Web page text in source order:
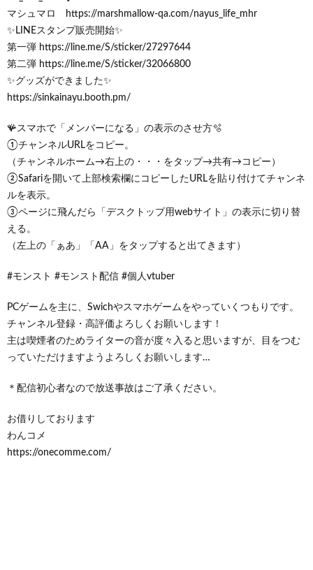
マシュマロ https://marshmallow-qa.com/nayus_life_mhr
✨LINEスタンプ販売開始✨
第一弾 https://line.me/S/sticker/27297644
第二弾 https://line.me/S/sticker/32066800
✨グッズができました✨
https://sinkainayu.booth.pm/
🪸スマホで「メンバーになる」の表示のさせ方🫧
①チャンネルURLをコピー。
（チャンネルホーム→右上の・・・をタップ→共有→コピー）
②Safariを開いて上部検索欄にコピーしたURLを貼り付けてチャンネ
ルを表示。
③ページに飛んだら「デスクトップ用webサイト」の表示に切り替
える。
（左上の「ぁあ」「AA」をタップすると出てきます）
#モンスト #モンスト配信 #個人vtuber
PCゲームを主に、Swichやスマホゲームをやっていくつもりです。
チャンネル登録・高評価よろしくお願いします！
主は喫煙者のためライターの音が度々入ると思いますが、目をつむ
っていただけますようよろしくお願いします…
＊配信初心者なので放送事故はご了承ください。
お借りしております
わんコメ
https://onecomme.com/